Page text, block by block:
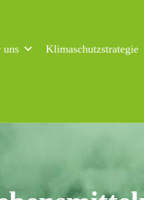
uns Klimaschutzstrategie